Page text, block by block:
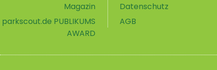
Magazin
parkscout.de PUBLIKUMS
AWARD
Datenschutz
AGB